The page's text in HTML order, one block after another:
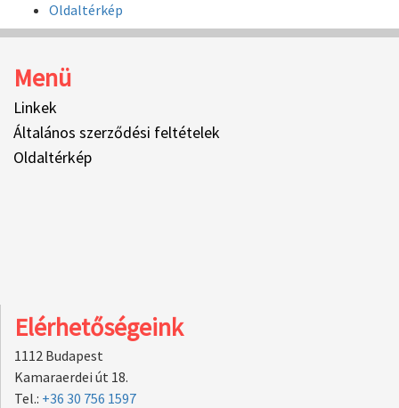
Oldaltérkép
Menü
Linkek
Általános szerződési feltételek
Oldaltérkép
Elérhetőségeink
1112 Budapest
Kamaraerdei út 18.
Tel.: +36 30 756 1597